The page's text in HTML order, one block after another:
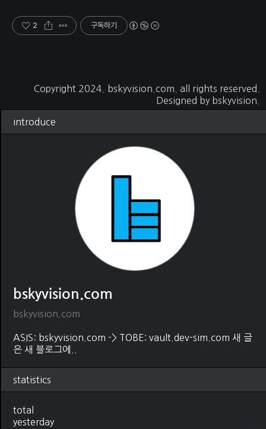
2 구독하기
Copyright 2024. bskyvision.com . all rights reserved.
Designed by bskyvision.
introduce
bskyvision.com
bskyvision.com
ASIS: bskyvision.com -> TOBE: vault.dev-sim.com 새 글
은 새 블로그에..
statistics
total
yesterday